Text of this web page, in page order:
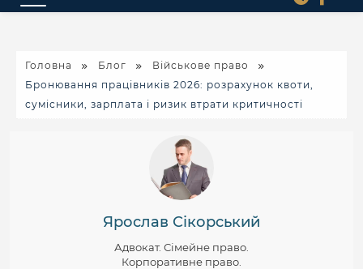
Головна Блог
Військове право
Бронювання працівників 2026: розрахунок квоти,
сумісники, зарплата і ризик втрати критичності
Ярослав Сікорський
Адвокат. Сімейне право.
Корпоративне право.